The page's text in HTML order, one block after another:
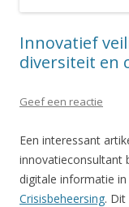
Innovatief
diversiteit en
Geef een reactie
Een interessant
innovatieconsultant
digitale informatie
Crisisbeheersing.